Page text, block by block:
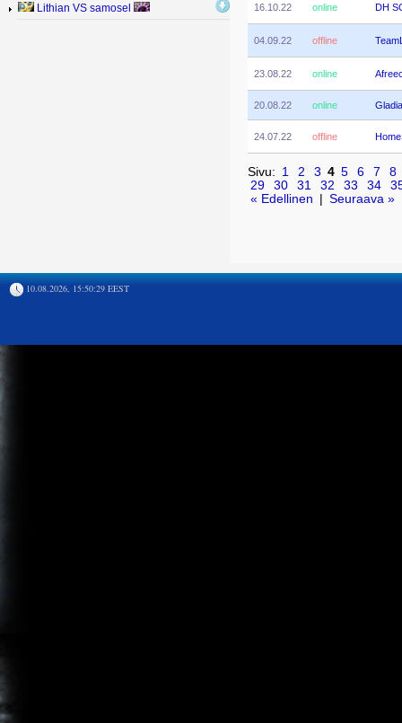
Lithian VS samosel
16.10.22 online DH
04.09.22 offline
23.08.22 online
20.08.22 online
24.07.22 offline
Sivu: 1 2 3 4 5 6 7
8
29
30 31 32 33 34
« Edellinen
Seuraava »
10.08.2026, 15:50:29 EEST